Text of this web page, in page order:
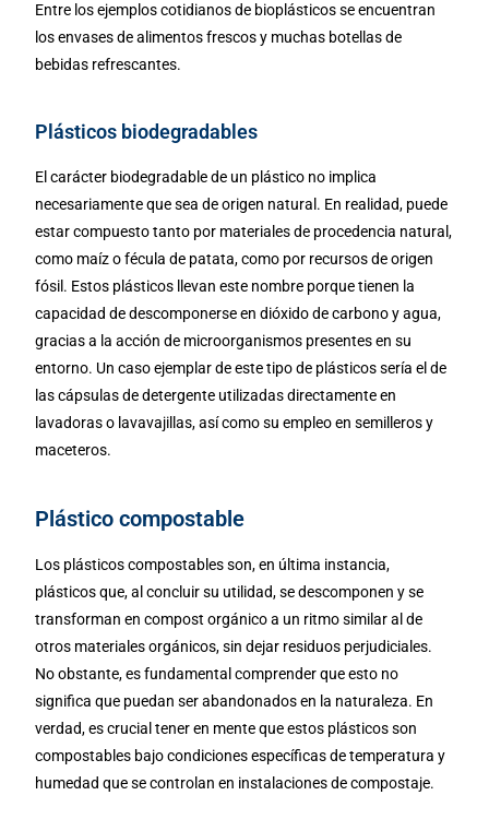
Entre los ejemplos cotidianos de bioplásticos se encuentran
los envases de alimentos frescos y muchas botellas de
bebidas refrescantes.
Plásticos biodegradables
El carácter biodegradable de un plástico no implica
necesariamente que sea de origen natural. En realidad, puede
estar compuesto tanto por materiales de procedencia natural,
como maíz o fécula de patata, como por recursos de origen
fósil. Estos plásticos llevan este nombre porque tienen la
capacidad de descomponerse en dióxido de carbono y agua,
gracias a la acción de microorganismos presentes en su
entorno. Un caso ejemplar de este tipo de plásticos sería el de
las cápsulas de detergente utilizadas directamente en
lavadoras o lavavajillas, así como su empleo en semilleros y
maceteros.
Plástico compostable
Los plásticos compostables son, en última instancia,
plásticos que, al concluir su utilidad, se descomponen y se
transforman en compost orgánico a un ritmo similar al de
otros materiales orgánicos, sin dejar residuos perjudiciales.
No obstante, es fundamental comprender que esto no
significa que puedan ser abandonados en la naturaleza. En
verdad, es crucial tener en mente que estos plásticos son
compostables bajo condiciones específicas de temperatura y
humedad que se controlan en instalaciones de compostaje.